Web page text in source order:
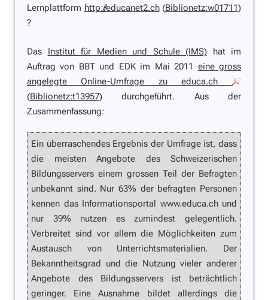
Lernplattform http://educanet2.ch(Biblionetz:w01711)
?
Das Institut für Medien und Schule (IMS) hat im
Auftrag von BBT und EDK im Mai 2011 eine gross
angelegte Online-Umfrage zu educa.ch
(Biblionetz:t13957) durchgeführt. Aus der
Zusammenfassung:
Ein überraschendes Ergebnis der Umfrage ist, dass
die meisten Angebote des Schweizerischen
Bildungsservers einem grossen Teil der Befragten
unbekannt sind. Nur 63% der befragten Personen
kennen das Informationsportal www.educa.ch und
nur 39% nutzen es zumindest gelegentlich.
Verbreitet sind vor allem die Möglichkeiten zum
Austausch von Unterrichtsmaterialien. Der
Bekanntheitsgrad und die Nutzung vieler anderer
Angebote des Bildungsservers ist beträchtlich
geringer. Eine Ausnahme bildet allerdings die